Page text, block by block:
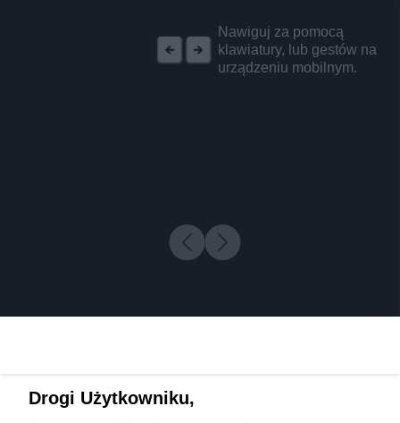
Nawiguj za pomocą
klawiatury, lub gestów na
urządzeniu mobilnym.
Drogi Użytkowniku,